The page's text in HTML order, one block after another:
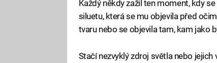
Každý někdy zažil ten moment, kdy
siluetu, která se mu objevila před
tvaru nebo se objevila tam, kam jako
Stačí nezvyklý zdroj světla nebo